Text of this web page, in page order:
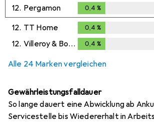
12. Pergamon 0,4 %
12. TT Home 0,4 %
12. Villeroy & Boch 0,4 %
Alle 24 Marken vergleichen
Gewährleistungsfalldauer
So lange dauert eine Abwicklung ab
Servicestelle bis Wiedererhalt in